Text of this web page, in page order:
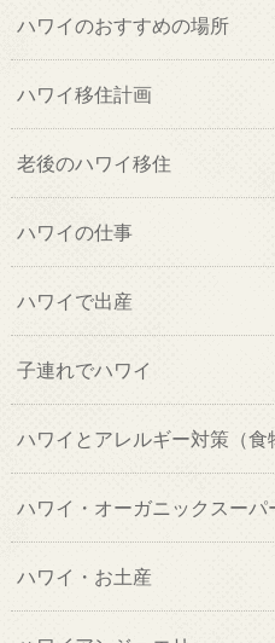
ハワイのおすすめの場所
ハワイ移住計画
老後のハワイ移住
ハワイの仕事
ハワイで出産
子連れでハワイ
ハワイとアレルギー対策（食
ハワイ・オーガニックスーパ
ハワイ・お土産